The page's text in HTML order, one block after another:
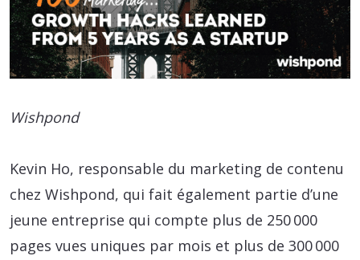
Wishpond
Kevin Ho, responsable du marketing de contenu
chez Wishpond, qui fait également partie d’une
jeune entreprise qui compte plus de 250 000
pages vues uniques par mois et plus de 300 000